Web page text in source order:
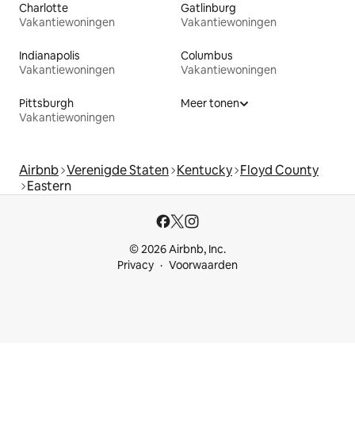
Charlotte
Vakantiewoningen
Gatlinburg
Vakantiewoningen
Indianapolis
Vakantiewoningen
Columbus
Vakantiewoningen
Pittsburgh
Vakantiewoningen
Meer tonen
Airbnb Verenigde Staten Kentucky Floyd County
Eastern
© 2026 Airbnb, Inc.
Privacy
Voorwaarden